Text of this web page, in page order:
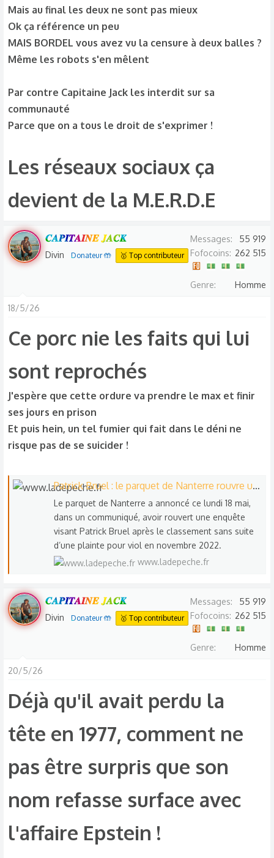
Mais au final les deux ne sont pas mieux
Ok ça référence un peu
MAIS BORDEL vous avez vu la censure à deux balles ?
Même les robots s'en mêlent
Par contre Capitaine Jack les interdit sur sa
communauté
Parce que on a tous le droit de s'exprimer !
Les réseaux sociaux ça
devient de la M.E.R.D.E​
𝑪𝑨𝑷𝑰𝑻𝑨𝑰𝑵𝑬 𝑱𝑨𝑪𝑲
Divin Donateur 🤲 🥇 Top contributeur
Messages
55 919
Fofocoins
262 515
Genre Homme
18/5/26
Ce porc nie les faits qui lui
sont reprochés
J'espère que cette ordure va prendre le max et finir
ses jours en prison
Et puis hein, un tel fumier qui fait dans le déni ne
risque pas de se suicider !
Patrick Bruel : le parquet de Nanterre rouvre une enquête après le classement d’une plainte pour viol visant le chanteur
Le parquet de Nanterre a annoncé ce lundi 18 mai,
dans un communiqué, avoir rouvert une enquête
visant Patrick Bruel après le classement sans suite
d’une plainte pour viol en novembre 2022.
www.ladepeche.fr
𝑪𝑨𝑷𝑰𝑻𝑨𝑰𝑵𝑬 𝑱𝑨𝑪𝑲
Divin Donateur 🤲 🥇 Top contributeur
Messages
55 919
Fofocoins
262 515
Genre Homme
20/5/26
Déjà qu'il avait perdu la
tête en 1977, comment ne
pas être surpris que son
nom refasse surface avec
l'affaire Epstein !​